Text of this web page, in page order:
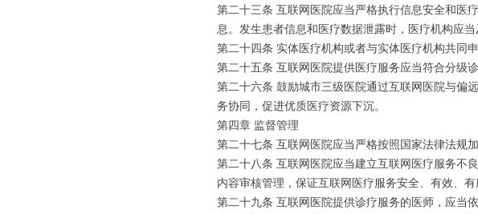
第二十三条 互联网医院应当严格执行信息安全和医
息。发生患者信息和医疗数据泄露时，医疗机构应
第二十四条 实体医疗机构或者与实体医疗机构共同
第二十五条 互联网医院提供医疗服务应当符合分级
第二十六条 鼓励城市三级医院通过互联网医院与偏
务协同，促进优质医疗资源下沉。
第四章 监督管理
第二十七条 互联网医院应当严格按照国家法律法规
第二十八条 互联网医院应当建立互联网医疗服务不
内容审核管理，保证互联网医疗服务安全、有效、有
第二十九条 互联网医院提供诊疗服务的医师，应当